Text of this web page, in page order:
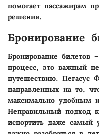
помогает пассажирам
решения.
Бронирование
Бронирование билетов
процесс, это важный
путешествию. Пегасус
направленных на то,
максимально удобным
Неправильный подход
испортить даже самый